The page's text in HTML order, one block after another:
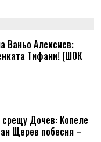
Ваньо Алексиев:
Тифани! (ШОК
Дочев: Копеле
Щерев побесня –